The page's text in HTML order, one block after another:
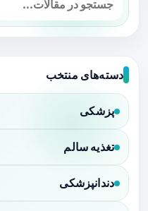
دسته‌های منتخب
پزشکی
تغذیه سالم
دندانپزشکی